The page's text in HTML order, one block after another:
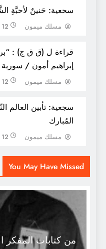
سحعية: حَنينٌ لأحبَّةِ
مسلك ميمون 12 سنة ago
قراءة ل (ق ق ج) :
إبراهيم أمون / سورية
مسلك ميمون 12 سنة ago
سجعية: تأبين العالم
المُبارك
مسلك ميمون 12 سنة ago
You May Have Missed
من كتابات المفكر